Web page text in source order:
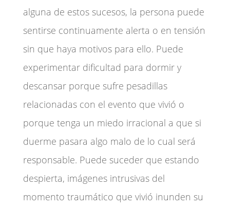
alguna de estos sucesos, la persona puede
sentirse continuamente alerta o en tensión
sin que haya motivos para ello. Puede
experimentar dificultad para dormir y
descansar porque sufre pesadillas
relacionadas con el evento que vivió o
porque tenga un miedo irracional a que si
duerme pasara algo malo de lo cual será
responsable. Puede suceder que estando
despierta, imágenes intrusivas del
momento traumático que vivió inunden su